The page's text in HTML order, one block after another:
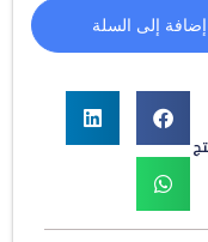
إضافة إلى السلة